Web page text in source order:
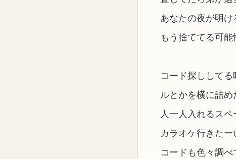
あなたの夜が明
もう捨ててる可
コード探しして
ルとかを横に詰め
人一人入れるス
カラオケ行きたー
コードも色々調